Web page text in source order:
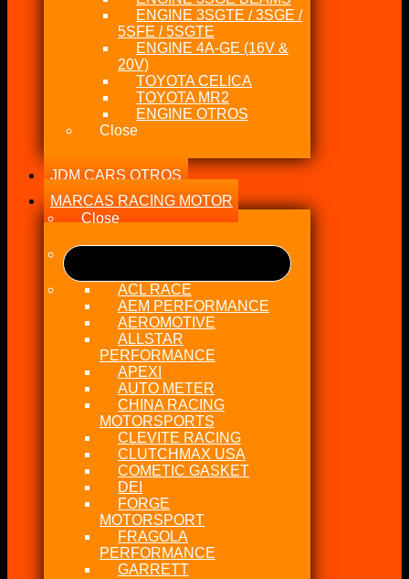
ENGINE 3SGTE / 3SGE /
5SFE / 5SGTE
ENGINE 4A-GE (16V &
20V)
TOYOTA CELICA
TOYOTA MR2
ENGINE OTROS
Close
JDM CARS OTROS
MARCAS RACING MOTOR
Close
ACL RACE
AEM PERFORMANCE
AEROMOTIVE
ALLSTAR
PERFORMANCE
APEXI
AUTO METER
CHINA RACING
MOTORSPORTS
CLEVITE RACING
CLUTCHMAX USA
COMETIC GASKET
DEI
FORGE
MOTORSPORT
FRAGOLA
PERFORMANCE
GARRETT